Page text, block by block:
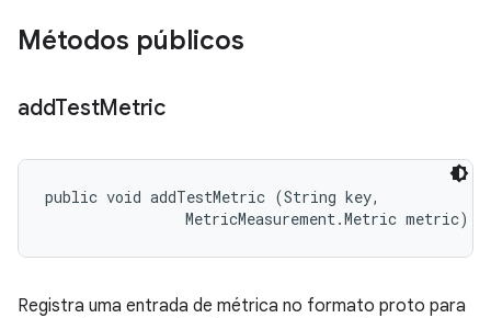
Métodos públicos
addTestMetric
public void addTestMetric (String key,
                MetricMeasurement.Metric metric)
Registra uma entrada de métrica no formato proto para